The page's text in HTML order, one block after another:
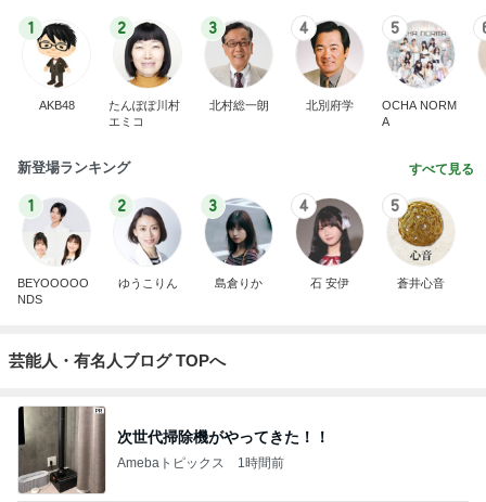
1
AKB48
2
たんぽぽ川村
エミコ
3
北村総一朗
4
北別府学
5
OCHA NORM
A
新登場ランキング すべて見る
1
BEYOOOOO
NDS
2
ゆうこりん
3
島倉りか
4
石 安伊
5
蒼井心音
芸能人・有名人ブログ TOPへ
次世代掃除機がやってきた！！
Amebaトピックス 1時間前